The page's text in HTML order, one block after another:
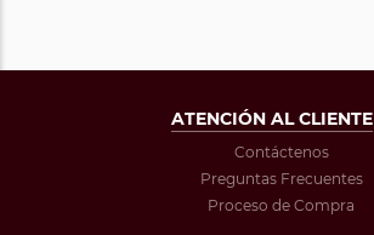
ATENCIÓN AL CLIENTE
Contáctenos
Preguntas Frecuentes
Proceso de Compra